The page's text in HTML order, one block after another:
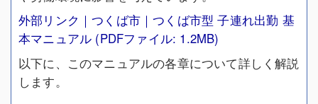
外部リンク｜つくば市｜つくば市型 子連れ出勤 基
本マニュアル (PDFファイル: 1.2MB)
以下に、このマニュアルの各章について詳しく解説
します。